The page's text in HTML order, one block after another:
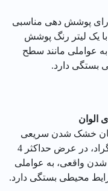
پوشش دهی مناسبی
یک لیتر رنگ پوشش
عواملی مانند سطح
بستگی دارد.
الوان
زمان خشک شدن سریعی
است. این رنگ در دمای 25 درجه سانتی گراد، در عرض حداکثر 4
واقعی، به عواملی
محیطی بستگی دارد.